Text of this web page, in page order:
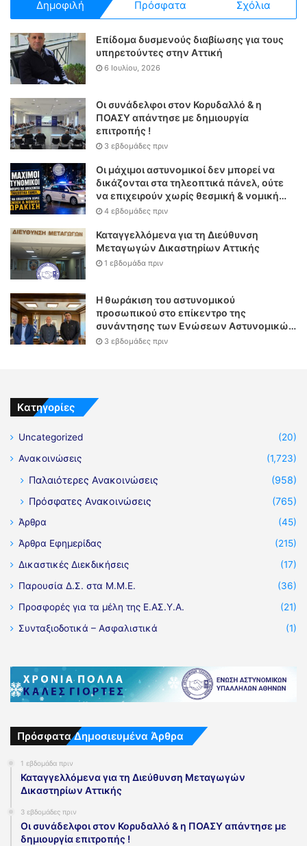
Δημοφιλή Πρόσφατα Σχόλια
Επίδομα δυσμενούς διαβίωσης για τους
υπηρετούντες στην Αττική
6 Ιουλίου, 2026
Οι συνάδελφοι στον Κορυδαλλό & η
ΠΟΑΣΥ απάντησε με δημιουργία
επιτροπής !
3 εβδομάδες πριν
Οι μάχιμοι αστυνομικοί δεν μπορεί να
δικάζονται στα τηλεοπτικά πάνελ, ούτε
να επιχειρούν χωρίς θεσμική & νομική
θωράκιση
4 εβδομάδες πριν
Καταγγελλόμενα για τη Διεύθυνση
Μεταγωγών Δικαστηρίων Αττικής
1 εβδομάδα πριν
Η θωράκιση του αστυνομικού
προσωπικού στο επίκεντρο της
συνάντησης των Ενώσεων Αστυνομικών
Υπαλλήλων Αθηνών και Θεσσαλονίκης
3 εβδομάδες πριν
Kατηγορίες
Uncategorized
(20)
Ανακοινώσεις
(1,723)
Παλαιότερες Ανακοινώσεις
(958)
Πρόσφατες Ανακοινώσεις
(765)
Άρθρα
(45)
Άρθρα Εφημερίδας
(215)
Δικαστικές Διεκδικήσεις
(17)
Παρουσία Δ.Σ. στα Μ.Μ.Ε.
(36)
Προσφορές για τα μέλη της Ε.ΑΣ.Υ.Α.
(21)
Συνταξιοδοτικά – Ασφαλιστικά
(1)
Πρόσφατα Δημοσιευμένα Άρθρα
1 εβδομάδα πριν
Καταγγελλόμενα για τη Διεύθυνση Μεταγωγών
Δικαστηρίων Αττικής
3 εβδομάδες πριν
Οι συνάδελφοι στον Κορυδαλλό & η ΠΟΑΣΥ απάντησε με
δημιουργία επιτροπής !